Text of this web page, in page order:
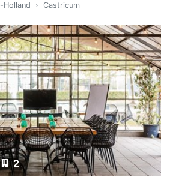
Holland Castricum
2